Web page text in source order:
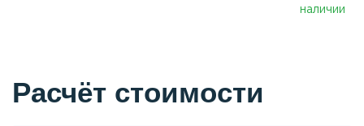
наличии
Расчёт стоимости